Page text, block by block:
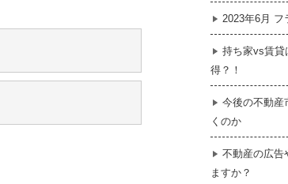
2023年6月 フ
持ち家vs賃貸
得？！
今後の不動産
くのか
不動産の広告
ますか？